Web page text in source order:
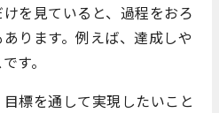
を見ていると、過程をおろ
ります。例えば、達成しや
す。
標を通して実現したいこと